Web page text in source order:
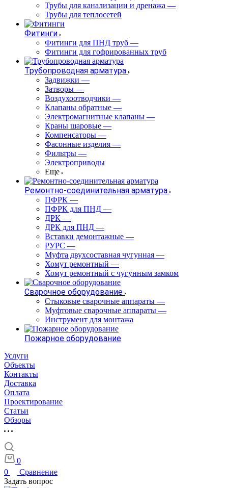
Трубы для канализации и дренажа —
Трубы для теплосетей
Фитинги
Фитинги для ПНД труб —
Фитинги для гофрированных труб
Трубопроводная арматура
Задвижки —
Затворы —
Воздухоотводчики —
Клапаны обратные —
Электромагнитные клапаны —
Краны шаровые —
Компенсаторы —
Фасонные изделия —
Фильтры —
Электроприводы
Еще
Ремонтно-соединительная арматура
ПФРК —
ПФРК для ПНД —
ДРК —
ДРК для ПНД —
Вставки демонтажные —
РУРС —
Муфта двухсоставная чугунная —
Хомут ремонтный —
Хомут ремонтный с чугунным замком
Сварочное оборудование
Стыковые сварочные аппараты —
Муфтовые сварочные аппараты —
Инструмент для монтажа
Пожарное оборудование
Услуги
Объекты
Контакты
Доставка
Оплата
Проектирование
Статьи
Обзоры
0
0
Сравнение
Задать вопрос